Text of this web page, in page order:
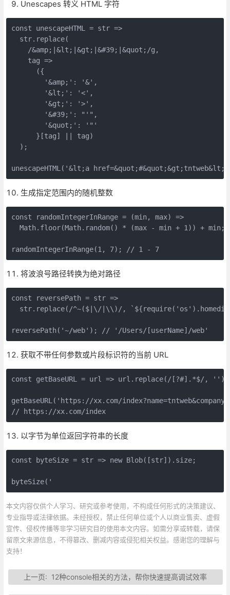
Unescapes 转义 HTML 字符
const unescapeHTML = str =>
  str.replace(
    /&amp;|&lt;|&gt;|&#39;|&quot;/g,
    tag =>
      ({
        '&amp;': '&',
        '&lt;': '<',
        '&gt;': '>',
        '&#39;': "'",
        '&quot;': '"'
      }[tag] || tag)
  );
unescapeHTML('&lt;a
生成指定范围内的随机整数
const randomIntegerInRange = (min, max) =>
  Math.floor(Math.random() * (max - min + 1)) + min;
randomIntegerInRange(1, 7); // 1 - 7
将波浪号路径转换为绝对路径
const reversePath = str =>
str.replace(/^~($|\/|\\)/,
reversePath('~/web'); // '/Users/[userName]/web'
获取不带任何参数或片段标识符的当前 URL
const getBaseURL = url => url.replace(/[?#].*$/, '');
getBaseURL('https://xx.com/
// https://xx.com/index
以字节为单位返回字符串的长度
const byteSize = str => new Blob([str]).size;
byteSize('
本文内容仅供个人学习、研究或参考使用，不构成任何形式的决策建议、
专业指导或法律依据。未经授权，禁止任何单位或个人以商业售卖、虚假
宣传、侵权传播等非学习研究目的使用本文内容。如需分享或转载，请保
留原文来源信息，不得篡改、删减内容或侵犯相关权益。感谢您的理解与
支持！
上一页: 12种console相关的方法，帮你快速提高调试效率